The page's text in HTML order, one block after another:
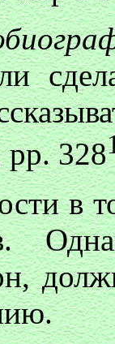
328
в